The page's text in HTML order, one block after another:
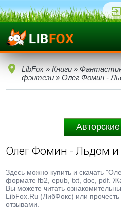
LibFox » Книги »
фэнтези » Олег Фомин -
Олег Фомин - Льдом и
Здесь можно купить и скачать
формате fb2, epub, txt, doc, pdf.
Вы можете читать
LibFox.Ru (ЛибФокс) или
отзывами.